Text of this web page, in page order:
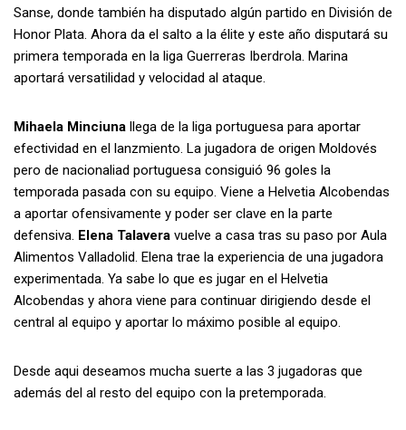
Sanse, donde también ha disputado algún partido en División de
Honor Plata. Ahora da el salto a la élite y este año disputará su
primera temporada en la liga Guerreras Iberdrola. Marina
aportará versatilidad y velocidad al ataque.
Mihaela Minciuna llega de la liga portuguesa para aportar
efectividad en el lanzmiento. La jugadora de origen Moldovés
pero de nacionaliad portuguesa consiguió 96 goles la
temporada pasada con su equipo. Viene a Helvetia Alcobendas
a aportar ofensivamente y poder ser clave en la parte
defensiva. Elena Talavera vuelve a casa tras su paso por Aula
Alimentos Valladolid. Elena trae la experiencia de una jugadora
experimentada. Ya sabe lo que es jugar en el Helvetia
Alcobendas y ahora viene para continuar dirigiendo desde el
central al equipo y aportar lo máximo posible al equipo.
Desde aqui deseamos mucha suerte a las 3 jugadoras que
además del al resto del equipo con la pretemporada.